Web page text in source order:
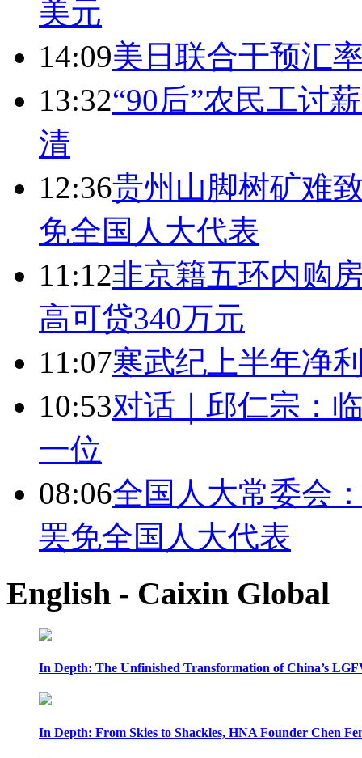
美元
14:09美日联合干预汇
13:32“90后”农民工讨
清
12:36贵州山脚树矿难
免全国人大代表
11:12非京籍五环内购
高可贷340万元
11:07寒武纪上半年净
10:53对话｜邱仁宗：
一位
08:06全国人大常委会
罢免全国人大代表
English - Caixin Global
In Depth: The Unfinished Transformation of China’s
In Depth: From Skies to Shackles, HNA Founder Chen